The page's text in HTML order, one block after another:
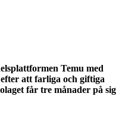
Temu med
att farliga och giftiga
får tre månader på sig